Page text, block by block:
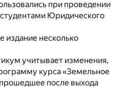
при проведении
студентами Юридического
издание несколько
учитывает изменения,
курса «Земельное
после выхода